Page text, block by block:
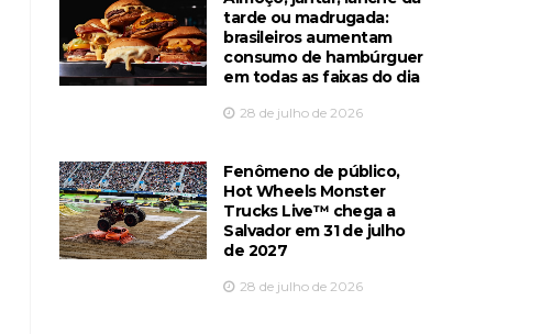
tarde ou madrugada:
brasileiros aumentam
consumo de hambúrguer
em todas as faixas do dia
28 de julho de 2026
Fenômeno de público,
Hot Wheels Monster
Trucks Live™️ chega a
Salvador em 31 de julho
de 2027
28 de julho de 2026